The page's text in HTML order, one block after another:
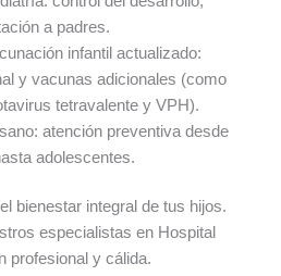
a padres.
infantil actualizado:
y vacunas adicionales (como
tetravalente y VPH).
atención preventiva desde
adolescentes.
bienestar integral de tus hijos.
especialistas en Hospital
profesional y cálida.